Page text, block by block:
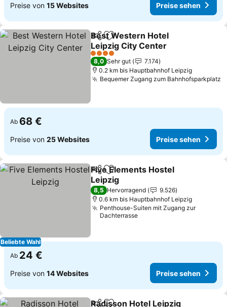
Preise von 15 Websites Preise sehen
TeilenZu Favoriten hinzufügen
Best Western Hotel
Leipzig City Center
Preise sehen
4 Sterne
8,0 Sehr gut
7.174
0.2 km bis Hauptbahnhof Leipzig
Bequemer Zugang zum Bahnhofsparkplatz
Ab 68 €
Preise von 25 Websites Preise sehen
Beliebte Wahl
TeilenZu Favoriten hinzufügen
Five Elements Hostel
Leipzig
Preise sehen
8,5 Hervorragend
9.526
0.6 km bis Hauptbahnhof Leipzig
Penthouse-Suiten mit Zugang zur
Dachterrasse
Ab 24 €
Preise von 14 Websites Preise sehen
Radisson Hotel Leipzig